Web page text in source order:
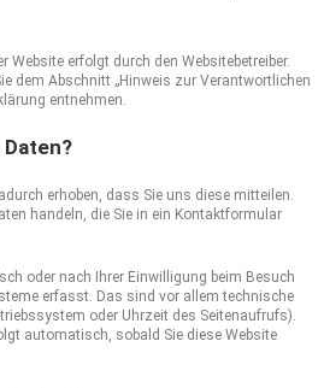
Website erfolgt durch den Websitebetreiber.
dem Abschnitt „Hinweis zur Verantwortlichen
entnehmen.
erhoben, dass Sie uns diese mitteilen.
handeln, die Sie in ein Kontaktformular
oder nach Ihrer Einwilligung beim Besuch
erfasst. Das sind vor allem technische
oder Uhrzeit des Seitenaufrufs).
automatisch, sobald Sie diese Website